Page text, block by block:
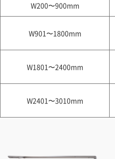
W200〜900mm
W901〜1800mm
W1801〜2400mm
W2401〜3010mm